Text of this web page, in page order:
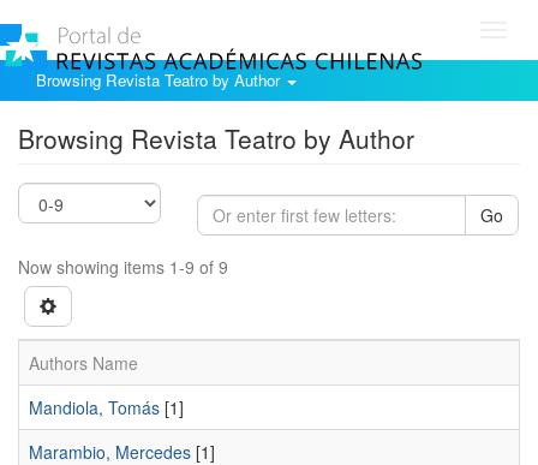
Browsing Revista Teatro by Author
Browsing Revista Teatro by Author
Go
Now showing items 1-9 of 9
Authors Name
Mandiola, Tomás [1]
Marambio, Mercedes [1]